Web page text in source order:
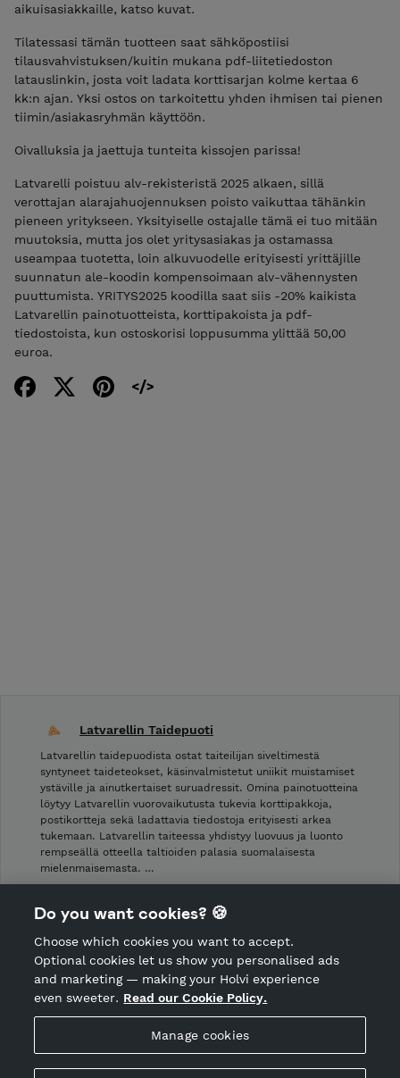
aikuisasiakkaille, katso kuvat.
Tilatessasi tämän tuotteen saat sähköpostiisi
tilausvahvistuksen/kuitin mukana pdf-liitetiedoston
latauslinkin, josta voit ladata korttisarjan kolme kertaa 6
kk:n ajan. Yksi ostos on tarkoitettu yhden ihmisen tai pienen
tiimin/asiakasryhmän käyttöön.
Oivalluksia ja jaettuja tunteita kissojen parissa!
Latvarelli poistuu alv-rekisteristä 2025 alkaen, sillä
verottajan alarajahuojennuksen poisto vaikuttaa tähänkin
pieneen yritykseen. Yksityiselle ostajalle tämä ei tuo mitään
muutoksia, mutta jos olet yritysasiakas ja ostamassa
useampaa tuotetta, loin alkuvuodelle erityisesti yrittäjille
suunnatun ale-koodin kompensoimaan alv-vähennysten
puuttumista. YRITYS2025 koodilla saat siis -20% kaikista
Latvarellin painotuotteista, korttipakoista ja pdf-
tiedostoista, kun ostoskorisi loppusumma ylittää 50,00
euroa.
Hosted by Holvi
Holvi Payment Services Ltd is regulated by the Financial
Latvarellin Taidepuoti
Latvarellin taidepuodista ostat taiteilijan siveltimestä
syntyneet taideteokset, käsinvalmistetut uniikit muistamiset
ystäville ja ainutkertaiset suruadressit. Omina painotuotteina
löytyy Latvarellin vuorovaikutusta tukevia korttipakkoja,
postikortteja sekä ladattavia tiedostoja erityisesti arkea
tukemaan. Latvarellin taiteessa yhdistyy luovuus ja luonto
rempseällä otteella taltioiden palasia suomalaisesta
mielenmaisemasta. …
Shop privacy policy
CANCEL ORDER
Do you want cookies? 🍪
Choose which cookies you want to accept.
Optional cookies let us show you personalised ads
and marketing — making your Holvi experience
even sweeter. Read our Cookie Policy.
Manage cookies